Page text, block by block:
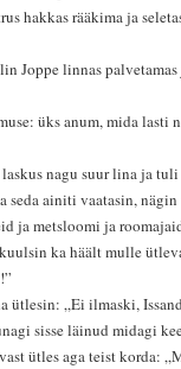
hakkas rääkima ja
Joppe linnas
üks anum, mida lasti
laskus nagu suur lina ja
seda ainiti vaatasin,
ja metsloomi ja
ka häält mulle
ütlesin: „Ei ilmaski,
sisse läinud midagi
ütles aga teist korda: